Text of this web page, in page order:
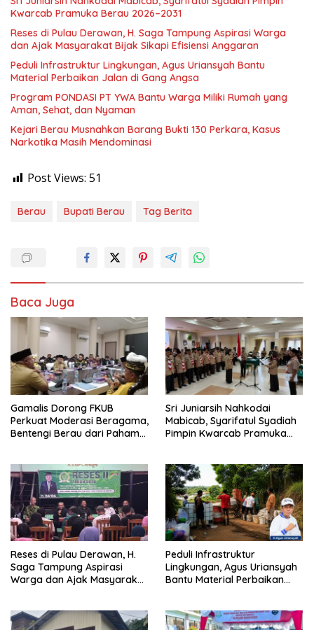
Kwarcab Pramuka Berau 2026–2031
Reses di Pulau Derawan, H. Saga Tampung Aspirasi Warga
dan Ajak Masyarakat Bijak Sikapi Efisiensi Anggaran
Peduli Infrastruktur Lingkungan, Agus Uriansyah Bantu
Material Perbaikan Jalan di Gang Angsa
Program PONDASI PT YWA Bantu Warga Miliki Rumah yang
Aman, Sehat, dan Nyaman
Kejari Berau Musnahkan Barang Bukti 130 Perkara, Kasus
Narkotika Masih Mendominasi
Post Views: 51
Berau Bupati Berau Tag Berita
Baca Juga
Gamalis Dorong FKUB
Perkuat Moderasi Beragama,
Bentengi Berau dari Paham
Sri Juniarsih Nahkodai
Mabicab, Syarifatul Syadiah
Pimpin Kwarcab Pramuka
Reses di Pulau Derawan, H.
Saga Tampung Aspirasi
Warga dan Ajak Masyarakat
Peduli Infrastruktur
Lingkungan, Agus Uriansyah
Bantu Material Perbaikan